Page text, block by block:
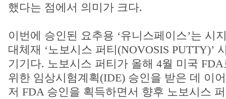
했다는 점에서 의미가 크다.
이번에 승인된 요추용 ‘유니스페이스’는 시
대체재 ‘노보시스 퍼티(NOVOSIS PUTTY)’
기기다. 노보시스 퍼티가 올해 4월 미국
위한 임상시험계획(IDE) 승인을 받은 데 이
저 FDA 승인을 획득하면서 향후 노보시스